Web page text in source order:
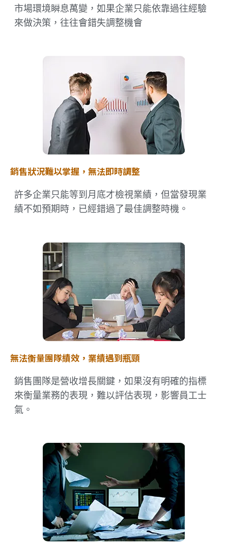
市場環境瞬息萬變，如果企業只能依靠過往經驗
來做決策，往往會錯失調整機會
銷售狀況難以掌握，無法即時調整
許多企業只能等到月底才檢視業績，但當發現業
績不如預期時，已經錯過了最佳調整時機。
無法衡量團隊績效，業績遇到瓶頸
銷售團隊是營收增長關鍵，如果沒有明確的指標
來衡量業務的表現，難以評估表現，影響員工士
氣。